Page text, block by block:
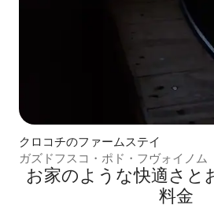
クロコチのファームステイ
ガズドフスコ・ポド・フヴォイノム
お家のような快⁠適⁠さ⁠と
料⁠金